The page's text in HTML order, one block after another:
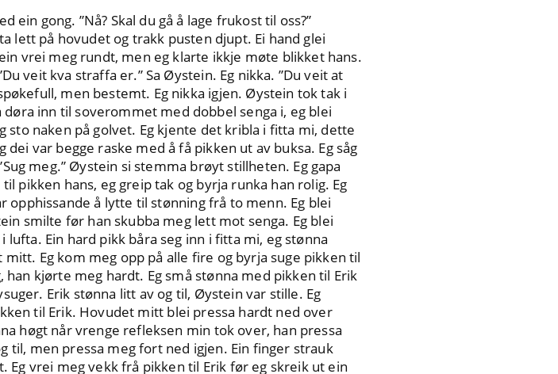
gong. ”Nå? Skal du gå å lage frukost til oss?”
lett på hovudet og trakk pusten djupt. Ei hand glei
vrei meg rundt, men eg klarte ikkje møte blikket hans.
veit kva straffa er.” Sa Øystein. Eg nikka. ”Du veit at
men bestemt. Eg nikka igjen. Øystein tok tak i
inn til soverommet med dobbel senga i, eg blei
naken på golvet. Eg kjente det kribla i fitta mi, dette
var begge raske med å få pikken ut av buksa. Eg såg
meg.” Øystein si stemma brøyt stillheten. Eg gapa
pikken hans, eg greip tak og byrja runka han rolig. Eg
opphissande å lytte til stønning frå to menn. Eg blei
smilte før han skubba meg lett mot senga. Eg blei
Ein hard pikk båra seg inn i fitta mi, eg stønna
Eg kom meg opp på alle fire og byrja suge pikken til
kjørte meg hardt. Eg små stønna med pikken til Erik
Erik stønna litt av og til, Øystein var stille. Eg
til Erik. Hovudet mitt blei pressa hardt ned over
høgt når vrenge refleksen min tok over, han pressa
til, men pressa meg fort ned igjen. Ein finger strauk
vrei meg vekk frå pikken til Erik før eg skreik ut ein